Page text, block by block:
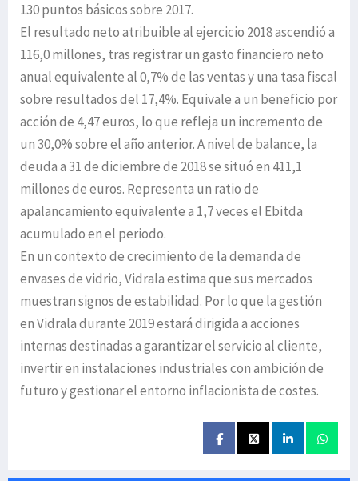
130 puntos básicos sobre 2017.
El resultado neto atribuible al ejercicio 2018 ascendió a
116,0 millones, tras registrar un gasto financiero neto
anual equivalente al 0,7% de las ventas y una tasa fiscal
sobre resultados del 17,4%. Equivale a un beneficio por
acción de 4,47 euros, lo que refleja un incremento de
un 30,0% sobre el año anterior. A nivel de balance, la
deuda a 31 de diciembre de 2018 se situó en 411,1
millones de euros. Representa un ratio de
apalancamiento equivalente a 1,7 veces el Ebitda
acumulado en el periodo.
En un contexto de crecimiento de la demanda de
envases de vidrio, Vidrala estima que sus mercados
muestran signos de estabilidad. Por lo que la gestión
en Vidrala durante 2019 estará dirigida a acciones
internas destinadas a garantizar el servicio al cliente,
invertir en instalaciones industriales con ambición de
futuro y gestionar el entorno inflacionista de costes.